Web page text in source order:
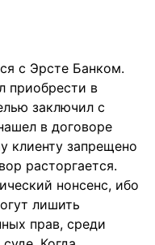
с Эрсте Банком.
приобрести в
заключил с
в договоре
клиенту запрещено
расторгается.
нонсенс, ибо
лишить
прав, среди